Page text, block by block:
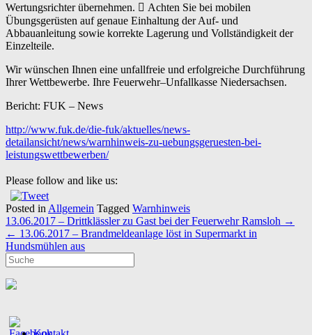
Wertungsrichter übernehmen.  Achten Sie bei mobilen
Übungsgerüsten auf genaue Einhaltung der Auf- und
Abbauanleitung sowie korrekte Lagerung und Vollständigkeit der
Einzelteile.
Wir wünschen Ihnen eine unfallfreie und erfolgreiche Durchführung
Ihrer Wettbewerbe. Ihre Feuerwehr–Unfallkasse Niedersachsen.
Bericht: FUK – News
http://www.fuk.de/die-fuk/aktuelles/news-
detailansicht/news/warnhinweis-zu-uebungsgeruesten-bei-
leistungswettbewerben/
Please follow and like us:
Posted in Allgemein Tagged Warnhinweis
Post
navigation
13.06.2017 – Drittklässler zu Gast bei der Feuerwehr Ramsloh →
← 13.06.2017 – Brandmeldeanlage löst in Supermarkt in
Hundsmühlen aus